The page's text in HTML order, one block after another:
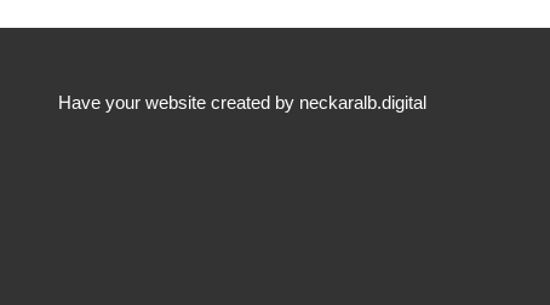
Have your website created by neckaralb.digital